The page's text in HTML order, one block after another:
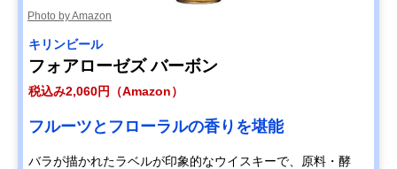
Photo by Amazon
キリンビール
フォアローゼズ バーボン
税込み2,060円（Amazon）
フルーツとフローラルの香りを堪能
バラが描かれたラベルが印象的なウイスキーで、原料・酵